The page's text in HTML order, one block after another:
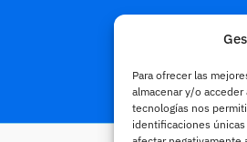
Para ofrecer las
almacenar y/o
tecnologías nos
identificaciones